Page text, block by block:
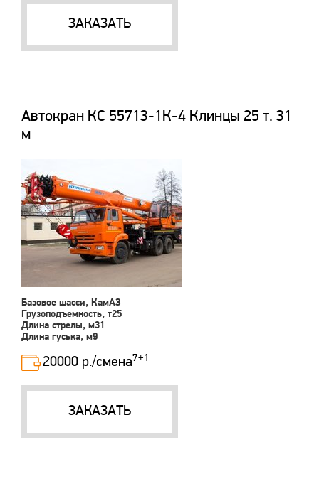
ЗАКАЗАТЬ
Автокран КС 55713-1К-4 Клинцы 25 т. 31
м
Базовое шасси, КамАЗ
Грузоподъемность, т25
Длина стрелы, м31
Длина гуська, м9
20000 р./смена7+1
ЗАКАЗАТЬ